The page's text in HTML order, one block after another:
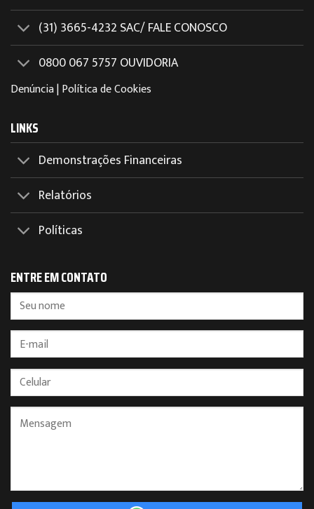
(31) 3665-4232 SAC/ FALE CONOSCO
0800 067 5757 OUVIDORIA
Denúncia|Política de Cookies
LINKS
Demonstrações Financeiras
Relatórios
Políticas
ENTRE EM CONTATO